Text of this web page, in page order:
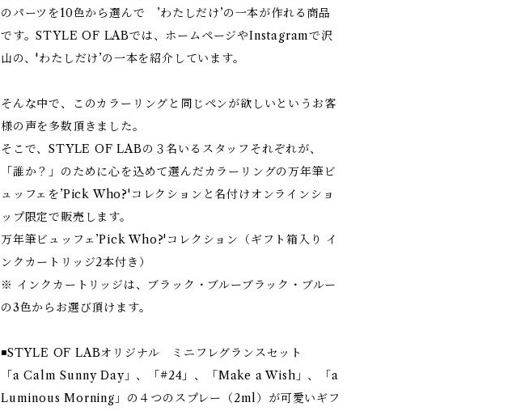
のパーツを10色から選んで ’わたしだけ’の一本が作れる商品
です。STYLE OF LABでは、ホームページやInstagramで沢
山の、'わたしだけ’の一本を紹介しています。
そんな中で、このカラーリングと同じペンが欲しいというお客
様の声を多数頂きました。
そこで、STYLE OF LABの３名いるスタッフそれぞれが、
「誰か？」のために心を込めて選んだカラーリングの万年筆ビ
ュッフェを’Pick Who?'コレクションと名付けオンラインショ
ップ限定で販売します。
万年筆ビュッフェ’Pick Who?'コレクション（ギフト箱入り イ
ンクカートリッジ2本付き）
※ インクカートリッジは、ブラック・ブルーブラック・ブルー
の3色からお選び頂けます。
◾️STYLE OF LABオリジナル ミニフレグランスセット
「a Calm Sunny Day」、「#24」、「Make a Wish」、「a
Luminous Morning」の４つのスプレー（2ml）が可愛いギフ